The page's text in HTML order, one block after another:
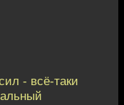
- всё-таки